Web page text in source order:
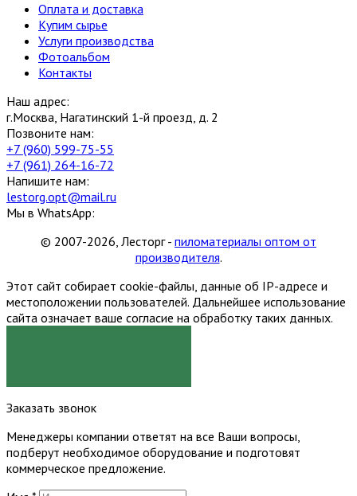
Оплата и доставка
Купим сырье
Услуги производства
Фотоальбом
Контакты
Наш адрес:
г.Москва, Нагатинский 1-й проезд, д. 2
Позвоните нам:
+7 (960) 599-75-55
+7 (961) 264-16-72
Напишите нам:
lestorg.opt@mail.ru
Мы в WhatsApp:
© 2007-2026, Лесторг - пиломатериалы оптом от
производителя.
Этот сайт собирает cookie-файлы, данные об IP-адресе и
местоположении пользователей. Дальнейшее использование
сайта означает ваше согласие на обработку таких данных.
Заказать звонок
Менеджеры компании ответят на все Ваши вопросы,
подберут необходимое оборудование и подготовят
коммерческое предложение.